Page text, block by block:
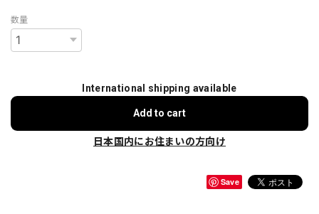
数量
International shipping available
Add to cart
日本国内にお住まいの方向け
Save